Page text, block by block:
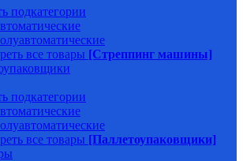
подкатегории
все товары [Стреппинг машины]
подкатегории
все товары [Паллетоупаковщики]